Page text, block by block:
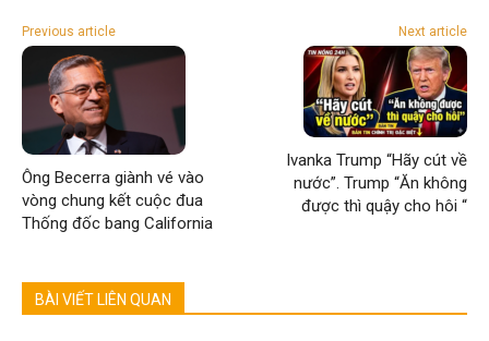
Previous article
Ông Becerra giành vé vào
vòng chung kết cuộc đua
Thống đốc bang California
Next article
Ivanka Trump “Hãy cút về
nước”. Trump “Ăn không
được thì quậy cho hôi “
BÀI VIẾT LIÊN QUAN